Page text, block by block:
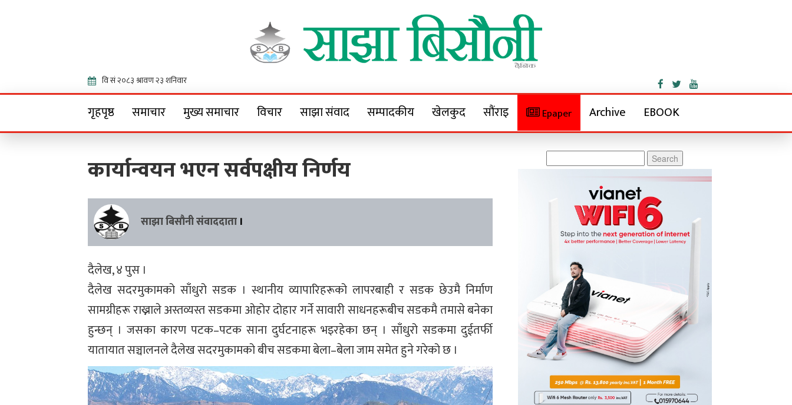
Sajha Bisaunee
गृहपृष्ठ समाचार मुख्य समाचार विचार साझा संवाद सम्पादकीय खेलकुद सौंराइ Epaper Archive EBOOK
कार्यान्वयन भएन सर्वपक्षीय निर्णय
साझा बिसौनी संवाददाता ।
दैलेख, ४ पुस ।
दैलेख सदरमुकामको साँधुरो सडक । स्थानीय व्यापारिहरूको लापरबाही र सडक छेउमै निर्माण
सामग्रीहरू राख्नाले अस्तव्यस्त सडकमा ओहोर दोहार गर्ने सावारी साधनहरूबीच सडकमै तमासे बनेका
हुन्छन् । जसका कारण पटक–पटक साना दुर्घटनाहरू भइरहेका छन् । साँधुरो सडकमा दुईतर्फी
यातायात सञ्चालनले दैलेख सदरमुकामको बीच सडकमा बेला–बेला जाम समेत हुने गरेको छ ।
for: